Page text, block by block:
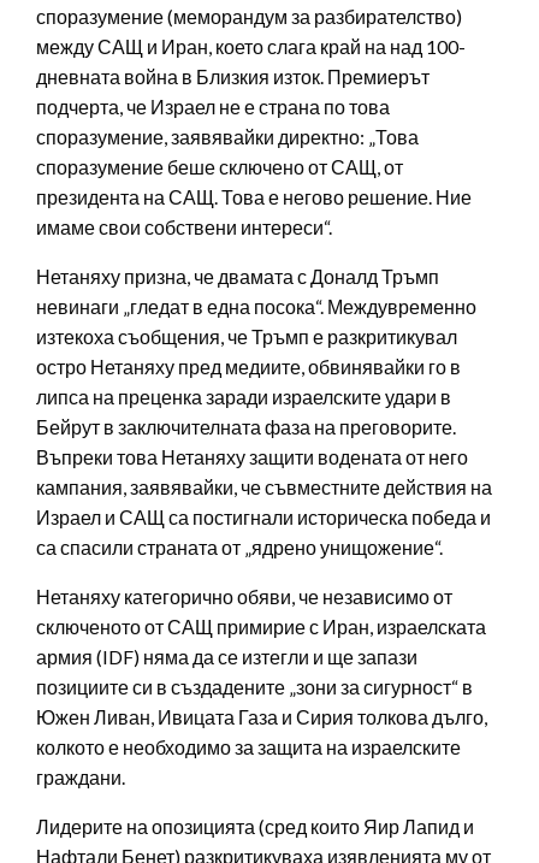
споразумение (меморандум за разбирателство)
между САЩ и Иран, което слага край на над 100-
дневната война в Близкия изток. Премиерът
подчерта, че Израел не е страна по това
споразумение, заявявайки директно: „Това
споразумение беше сключено от САЩ, от
президента на САЩ. Това е негово решение. Ние
имаме свои собствени интереси“.
Нетаняху призна, че двамата с Доналд Тръмп
невинаги „гледат в една посока“. Междувременно
изтекоха съобщения, че Тръмп е разкритикувал
остро Нетаняху пред медиите, обвинявайки го в
липса на преценка заради израелските удари в
Бейрут в заключителната фаза на преговорите.
Въпреки това Нетаняху защити водената от него
кампания, заявявайки, че съвместните действия на
Израел и САЩ са постигнали историческа победа и
са спасили страната от „ядрено унищожение“.
Нетаняху категорично обяви, че независимо от
сключеното от САЩ примирие с Иран, израелската
армия (IDF) няма да се изтегли и ще запази
позициите си в създадените „зони за сигурност“ в
Южен Ливан, Ивицата Газа и Сирия толкова дълго,
колкото е необходимо за защита на израелските
граждани.
Лидерите на опозицията (сред които Яир Лапид и
Нафтали Бенет) разкритикуваха изявленията му от